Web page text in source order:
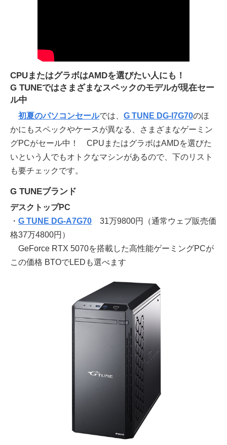
CPUまたはグラボはAMDを選びたい人にも！
G TUNEではさまざまなスペックのモデルが現在セー
ル中
初夏のパソコンセールでは、 G TUNE DG-I7G70のほ
かにもスペックやケースが異なる、さまざまなゲーミン
グPCがセール中！ CPUまたはグラボはAMDを選びた
いという人でもオトクなマシンがあるので、下のリスト
も要チェックです。
G TUNEブランド
デスクトップPC
・ G TUNE DG-A7G70 31万9800円（通常ウェブ販売価
格37万4800円）
GeForce RTX 5070を搭載した高性能ゲーミングPCが
この価格 BTOでLEDも選べます